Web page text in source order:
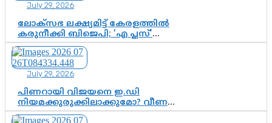
July 29, 2026
ലോക്സഭ ലക്ഷ്യമിട്ട് കേരളത്തിൽ
കരുനീക്കി ബിജെപി; ‘എ പ്ലസ്’
മണ്ഡലങ്ങളിൽ പ്രമുഖരെ ഇറക്കി
കേന്ദ്രനേതൃത്വം, തിരുവനന്തപുരത്ത്
രാജീവ് ചന്ദ്രശേഖർ, ആറ്റിങ്ങലിൽ
കെ. സുരേന്ദ്രൻ; ആലപ്പുഴയിൽ
ശോഭാ സുരേന്ദ്രൻ..
July 29, 2026
പിണറായി വിജയനെ ഇ.ഡി
നിയമക്കുരുക്കിലാക്കുമോ? വീണ
വിജയൻ മാപ്പുസാക്ഷിയാകുമോ?